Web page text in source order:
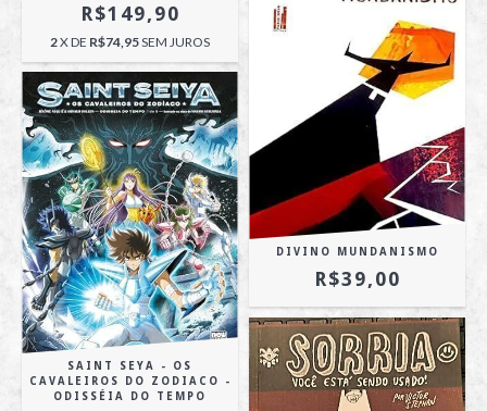
R$149,90
2X DE R$74,95SEM JUROS
SAINT SEYA - OS
CAVALEIROS DO ZODIACO -
ODISSÉIA DO TEMPO
DIVINO MUNDANISMO
R$39,00